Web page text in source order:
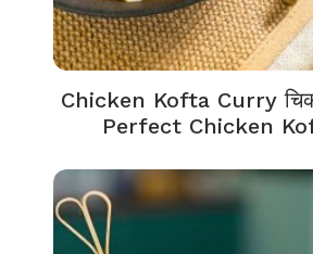
Chicken Kofta Curry
Perfect Chicken